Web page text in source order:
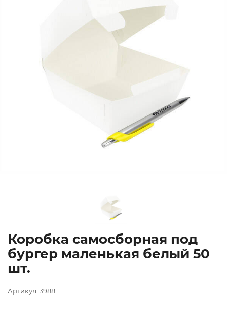
Коробка самосборная под
бургер маленькая белый 50
шт.
Артикул: 3988